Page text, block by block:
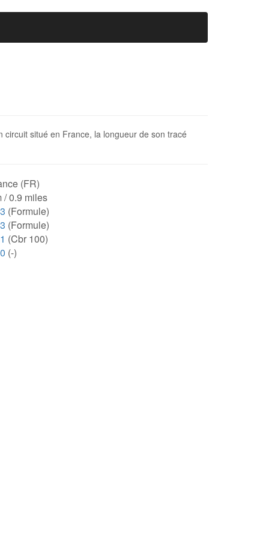
circuit situé en France, la longueur de son tracé
(FR)
/ 0.9 miles
(Formule)
(Formule)
(Cbr 100)
(-)